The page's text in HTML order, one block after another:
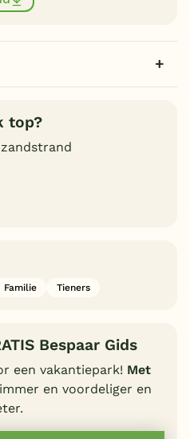
top?
Familie Tieners
Bespaar Gids
een vakantiepark! Met
en voordeliger en